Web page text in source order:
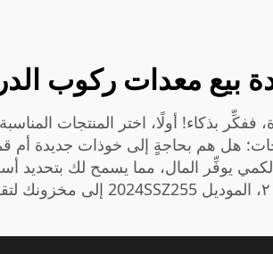
بيع معدات ركوب
بذكاء! أولًا، اختر المنتجات
هل هم بحاجةٍ إلى خوذات جديدة
يوفِّر المال، مما يسمح لك بتحديد
إلى مخزونك